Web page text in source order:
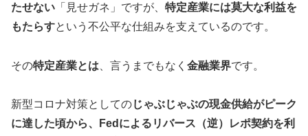
たせない 「見せガネ」ですが、 特定産業には莫大な利益を
もたらすという不公平な仕組みを支えているのです。
その特定産業とは 、言うまでもなく 金融業界です。
新型コロナ対策としてのじゃぶじゃぶの現金供給がピーク
に達した頃から、Fedによるリバース（逆）レポ契約を利